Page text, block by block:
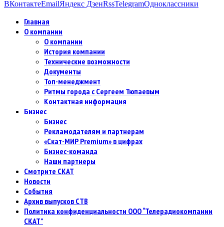
ВКонтактеEmailЯндекс ДзенRssTelegramОдноклассники
Главная
О компании
О компании
История компании
Технические возможности
Документы
Топ-менеджмент
Ритмы города с Сергеем Тюпаевым
Контактная информация
Бизнес
Бизнес
Рекламодателям и партнерам
«Скат-МИР Premium» в цифрах
Бизнес-команда
Наши партнеры
Смотрите СКАТ
Новости
События
Архив выпусков СТВ
Политика конфиденциальности ООО “Телерадиокомпании
СКАТ”